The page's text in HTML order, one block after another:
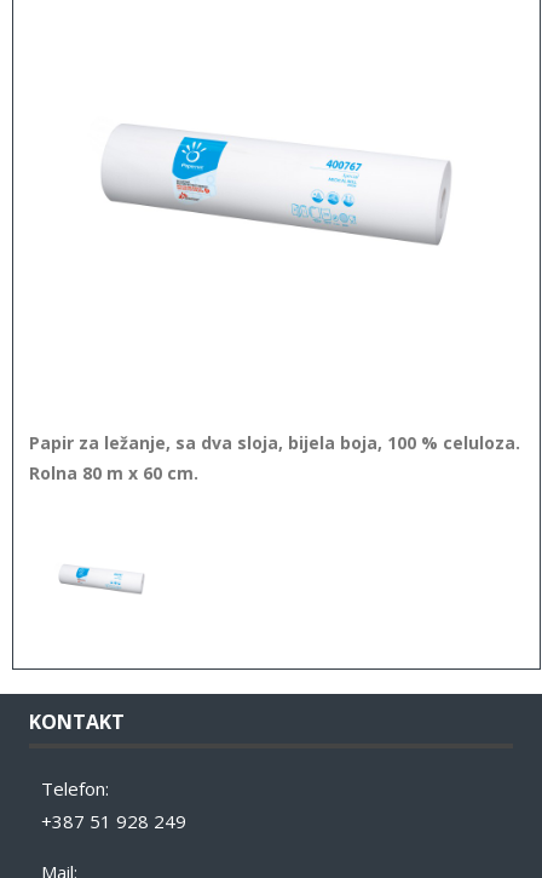
Papir za ležanje, sa dva sloja, bijela boja, 100 % celuloza.
Rolna 80 m x 60 cm.
KONTAKT
Telefon:
+387 51 928 249
Mail: